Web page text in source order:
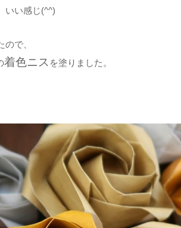
いい感じ(^^)
で、
着色ニス を塗りました。